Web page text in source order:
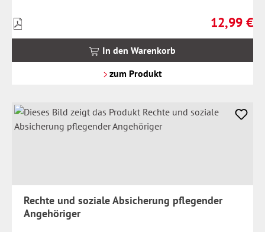
Regulärer
12,99 €
Preise
inkl.
In den Warenkorb
zum Produkt
Rechte und soziale Absicherung pflegender
Angehöriger